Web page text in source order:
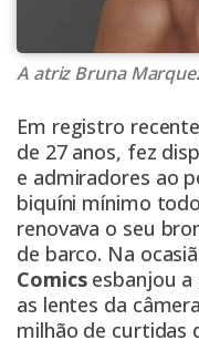
A atriz Bruna
Em registro
de 27 anos, fez
e admiradores ao
biquíni mínimo
renovava o seu
de barco. Na
Comicsesbanjou a
as lentes da
milhão de curtidas